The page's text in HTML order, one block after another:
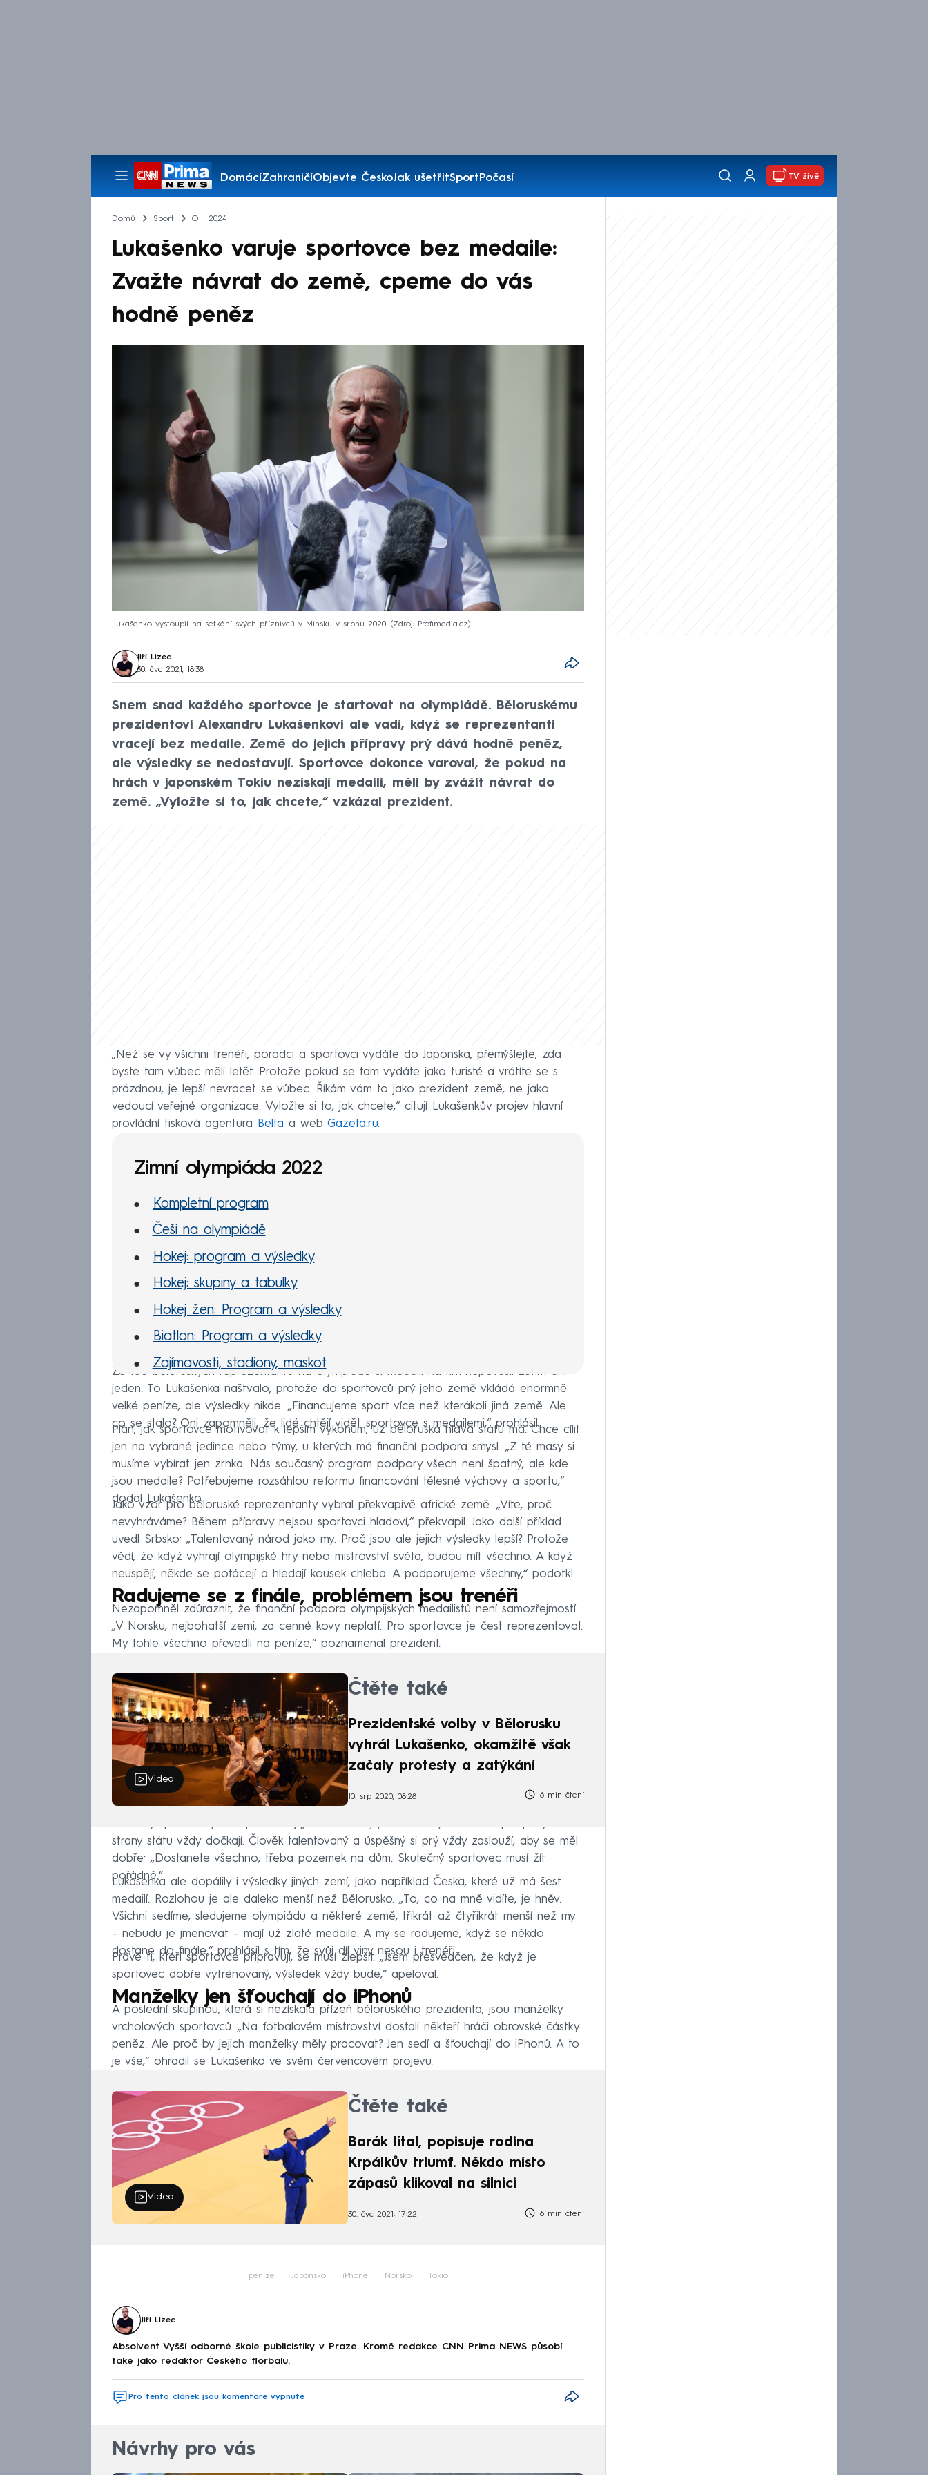
DomácíZahraničíObjevte ČeskoJak ušetřitSportPočasí
Pořady
TV živě
Domů Sport OH 2024
Lukašenko varuje sportovce bez medaile:
Zvažte návrat do země, cpeme do vás
hodně peněz
Lukašenko vystoupil na setkání svých příznivců v Minsku v srpnu 2020. Zdroj: Profimedia.cz
Jiří Lizec
30. čvc 2021, 18:38
Snem snad každého sportovce je startovat na olympiádě. Běloruskému
prezidentovi Alexandru Lukašenkovi ale vadí, když se reprezentanti
vracejí bez medaile. Země do jejich přípravy prý dává hodně peněz,
ale výsledky se nedostavují. Sportovce dokonce varoval, že pokud na
hrách v japonském Tokiu nezískají medaili, měli by zvážit návrat do
země. „Vyložte si to, jak chcete,“ vzkázal prezident.
„Než se vy všichni trenéři, poradci a sportovci vydáte do Japonska, přemýšlejte, zda
byste tam vůbec měli letět. Protože pokud se tam vydáte jako turisté a vrátíte se s
prázdnou, je lepší nevracet se vůbec. Říkám vám to jako prezident země, ne jako
vedoucí veřejné organizace. Vyložte si to, jak chcete,“ citují Lukašenkův projev hlavní
provládní tisková agentura
Belta a web Gazeta.ru.
Zimní olympiáda 2022
Kompletní program
Češi na olympiádě
Hokej: program a výsledky
Hokej: skupiny a tabulky
Hokej žen: Program a výsledky
Biatlon: Program a výsledky
Zajímavosti, stadiony, maskot
Olympijské symboly
MS hokej 2022
Ze 108 běloruských reprezentantů na olympiádě si medaili na krk nepověsil zatím ani
jeden. To Lukašenka naštvalo, protože do sportovců prý jeho země vkládá enormně
velké peníze, ale výsledky nikde. „Financujeme sport více než kterákoli jiná země. Ale
co se stalo? Oni zapomněli, že lidé chtějí vidět sportovce s medailemi,“ prohlásil.
Plán, jak sportovce motivovat k lepším výkonům, už běloruská hlava státu má. Chce cílit
jen na vybrané jedince nebo týmy, u kterých má finanční podpora smysl. „Z té masy si
musíme vybírat jen zrnka. Nás současný program podpory všech není špatný, ale kde
jsou medaile? Potřebujeme rozsáhlou reformu financování tělesné výchovy a sportu,“
dodal Lukašenko.
Jako vzor pro běloruské reprezentanty vybral překvapivě africké země. „Víte, proč
nevyhráváme? Během přípravy nejsou sportovci hladoví,“ překvapil. Jako další příklad
uvedl Srbsko: „Talentovaný národ jako my. Proč jsou ale jejich výsledky lepší? Protože
vědí, že když vyhrají olympijské hry nebo mistrovství světa, budou mít všechno. A když
neuspějí, někde se potácejí a hledají kousek chleba. A podporujeme všechny,“ podotkl.
Radujeme se z finále, problémem jsou trenéři
Nezapomněl zdůraznit, že finanční podpora olympijských medailistů není samozřejmostí.
„V Norsku, nejbohatší zemi, za cenné kovy neplatí. Pro sportovce je čest reprezentovat.
My tohle všechno převedli na peníze,“ poznamenal prezident.
Video
Čtěte také
Prezidentské volby v Bělorusku
vyhrál Lukašenko, okamžitě však
začaly protesty a zatýkání
10. srp 2020, 08:28 6 min čtení
Všechny sportovce, kteří podle něj „za něco stojí“, ale uklidnil, že oni se podpory ze
strany státu vždy dočkají. Člověk talentovaný a úspěšný si prý vždy zaslouží, aby se měl
dobře: „Dostanete všechno, třeba pozemek na dům. Skutečný sportovec musí žít
pořádně.“
Lukašenka ale dopálily i výsledky jiných zemí, jako například Česka, které už má šest
medailí. Rozlohou je ale daleko menší než Bělorusko. „To, co na mně vidíte, je hněv.
Všichni sedíme, sledujeme olympiádu a některé země, třikrát až čtyřikrát menší než my
– nebudu je jmenovat – mají už zlaté medaile. A my se radujeme, když se někdo
dostane do finále,“ prohlásil s tím, že svůj díl viny nesou i trenéři.
Právě ti, kteří sportovce připravují, se musí zlepšit. „Jsem přesvědčen, že když je
sportovec dobře vytrénovaný, výsledek vždy bude,“ apeloval.
Manželky jen šťouchají do iPhonů
A poslední skupinou, která si nezískala přízeň běloruského prezidenta, jsou manželky
vrcholových sportovců. „Na fotbalovém mistrovství dostali někteří hráči obrovské částky
peněz. Ale proč by jejich manželky měly pracovat? Jen sedí a šťouchají do iPhonů. A to
je vše,“ ohradil se Lukašenko ve svém červencovém projevu.
Video
Čtěte také
Barák lítal, popisuje rodina
Krpálkův triumf. Někdo místo
zápasů klikoval na silnici
30. čvc 2021, 17:22 6 min čtení
peníze Japonsko iPhone Norsko Tokio
Jiří Lizec
Absolvent Vyšší odborné škole publicistiky v Praze. Kromě redakce CNN Prima NEWS působí
také jako redaktor Českého florbalu.
Pro tento článek jsou komentáře vypnuté
Návrhy pro vás